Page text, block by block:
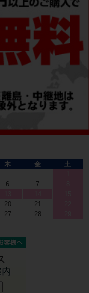
木 金
土
6 7
20 21
27 28